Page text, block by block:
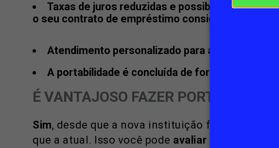
Taxas de juros reduzidas e possibilidade de
o seu contrato de empréstimo consignado para o
Atendimento personalizado para aposentados e
A portabilidade é concluída de forma eficiente,
É VANTAJOSO FAZER
Sim, desde que a nova instituição financeira
que a atual. Isso você pode avaliar durante a